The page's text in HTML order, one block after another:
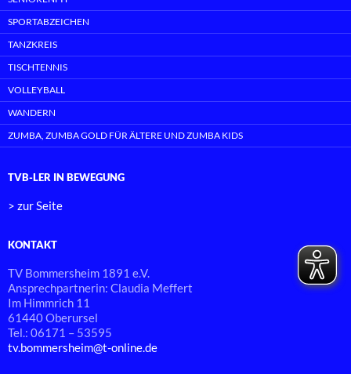
SPORTABZEICHEN
TANZKREIS
TISCHTENNIS
VOLLEYBALL
WANDERN
ZUMBA, ZUMBA GOLD FÜR ÄLTERE UND ZUMBA KIDS
TVB-LER IN BEWEGUNG
> zur Seite
KONTAKT
TV Bommersheim 1891 e.V.
Ansprechpartnerin: Claudia Meffert
Im Himmrich 11
61440 Oberursel
Tel.: 06171 – 53595
tv.bommersheim@t-online.de